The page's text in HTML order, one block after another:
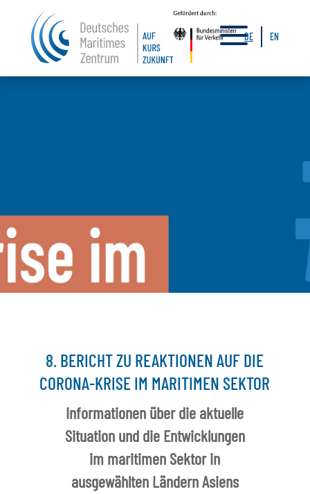
a
DE EN
8. BERICHT ZU REAKTIONEN AUF DIE
CORONA-KRISE IM MARITIMEN SEKTOR
Informationen über die aktuelle
Situation und die Entwicklungen
im maritimen Sektor in
ausgewählten Ländern Asiens